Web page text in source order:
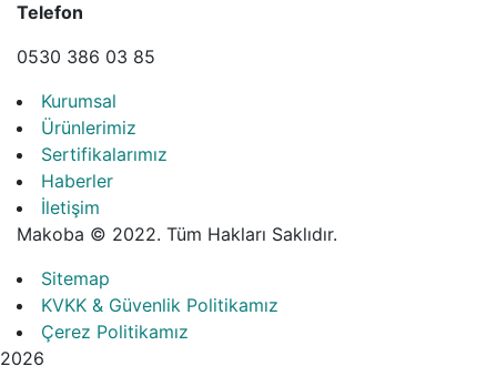
Telefon
0530 386 03 85
Kurumsal
Ürünlerimiz
Sertifikalarımız
Haberler
İletişim
Makoba © 2022. Tüm Hakları Saklıdır.
Sitemap
KVKK & Güvenlik Politikamız
Çerez Politikamız
2026